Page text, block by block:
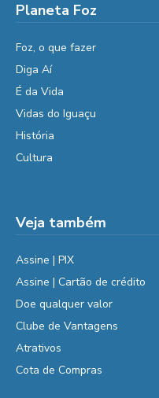
Planeta Foz
Foz, o que fazer
Diga Aí
É da Vida
Vidas do Iguaçu
História
Cultura
Veja também
Assine | PIX
Assine | Cartão de crédito
Doe qualquer valor
Clube de Vantagens
Atrativos
Cota de Compras